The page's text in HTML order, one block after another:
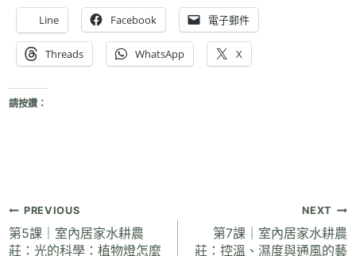
Line Facebook 電子郵件
Threads WhatsApp X
請按讚：
文
章
PREVIOUS
第5課｜室內居家水耕農
莊：光的科學：植物燈怎麼
NEXT
第7課｜室內居家水耕農
莊：控溫、濕度與通風的藝